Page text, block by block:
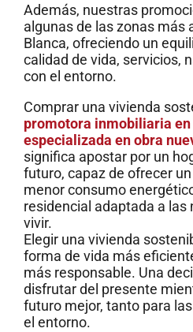
Además, nuestras
algunas de las zonas más
Blanca, ofreciendo un
calidad de vida, servicios,
con el entorno.
Comprar una vivienda
promotora inmobiliaria
especializada en obra
significa apostar por un
futuro, capaz de ofrecer
menor consumo
residencial adaptada a las
vivir.
Elegir una vivienda
forma de vida más
más responsable. Una
disfrutar del presente
futuro mejor, tanto para
el entorno.